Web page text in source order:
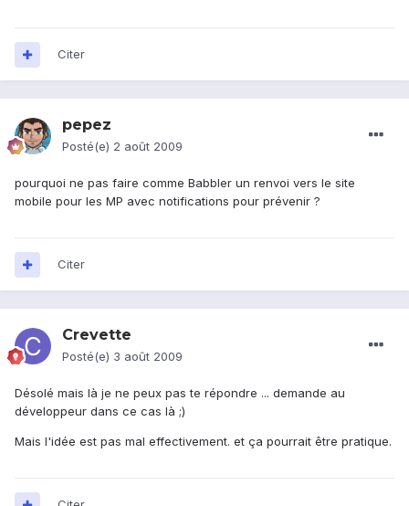
Citer
pepez
Posté(e) 2 août 2009
pourquoi ne pas faire comme Babbler un renvoi vers le site
mobile pour les MP avec notifications pour prévenir ?
Citer
Crevette
Posté(e) 3 août 2009
Désolé mais là je ne peux pas te répondre ... demande au
développeur dans ce cas là ;)
Mais l'idée est pas mal effectivement. et ça pourrait être pratique.